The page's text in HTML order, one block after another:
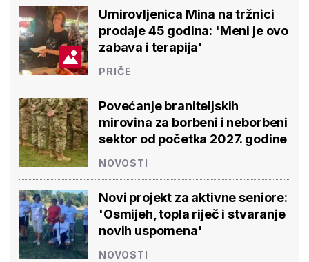
Umirovljenica Mina na tržnici
prodaje 45 godina: 'Meni je ovo
zabava i terapija'
PRIČE
Povećanje braniteljskih
mirovina za borbeni i neborbeni
sektor od početka 2027. godine
NOVOSTI
Novi projekt za aktivne seniore:
'Osmijeh, topla riječ i stvaranje
novih uspomena'
NOVOSTI